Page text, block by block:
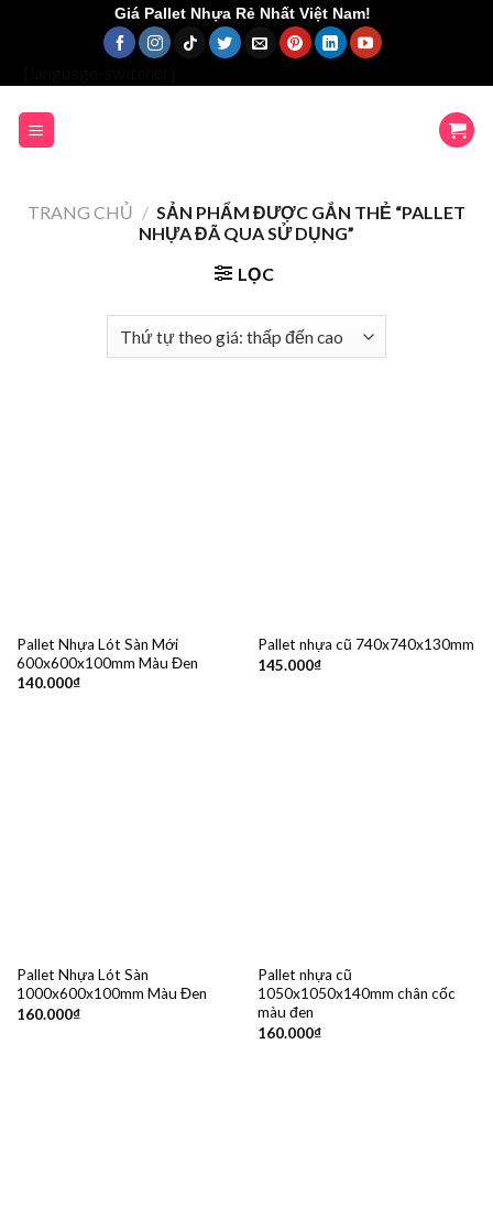
Giá Pallet Nhựa Rẻ Nhất Việt Nam!
TRANG CHỦ / SẢN PHẨM ĐƯỢC GẮN THẺ “PALLET
NHỰA ĐÃ QUA SỬ DỤNG”
LỌC
Pallet Nhựa Lót Sàn Mới
600x600x100mm Màu Đen
140.000₫
Pallet nhựa cũ 740x740x130mm
145.000₫
Pallet Nhựa Lót Sàn
1000x600x100mm Màu Đen
160.000₫
Pallet nhựa cũ
1050x1050x140mm chân cốc
màu đen
160.000₫